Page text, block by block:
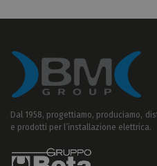
Dal 1958, progettiamo, produciamo,
e prodotti per l’installazione elettrica.